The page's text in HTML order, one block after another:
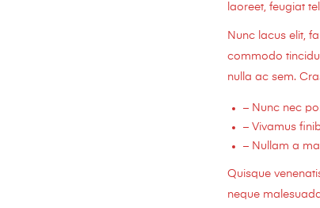
laoreet, feugiat
Nunc lacus elit,
commodo
nulla ac sem.
– Nunc nec
– Vivamus
– Nullam a
Quisque
neque